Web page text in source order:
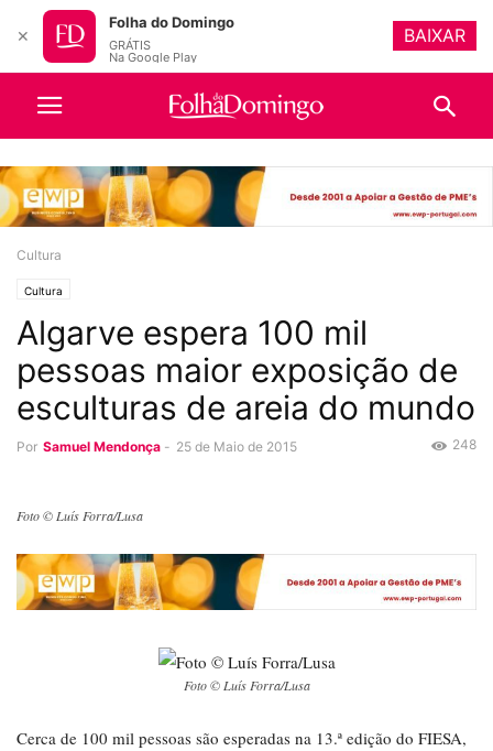
Cultura
Cultura
Algarve espera 100 mil
pessoas maior exposição de
esculturas de areia do mundo
Por Samuel Mendonça - 25 de Maio de 2015 248
Foto © Luís Forra/Lusa
Foto © Luís Forra/Lusa
Cerca de 100 mil pessoas são esperadas na 13.ª edição do FIESA,
✕
Folha do Domingo
GRÁTIS
Na Google Play
BAIXAR